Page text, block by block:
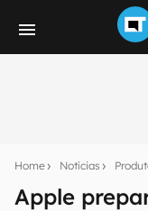
Home Notícias
Apple
notícias e
mão.